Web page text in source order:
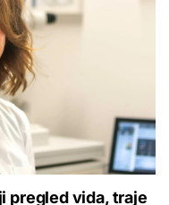
pregled vida, traje